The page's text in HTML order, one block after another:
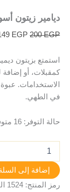
ديامير زيتون أسود
200EGP
EGP
استمتع بزيتون
كمقبلات، أو
في الطهي.
حالة التوفر: 16 متوفر في المخزون
إضافة إلى
رمز المنتج: 1524